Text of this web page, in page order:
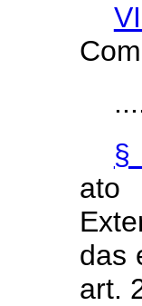
§
ato
das
art.